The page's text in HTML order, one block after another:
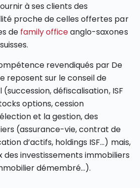
à ses clients des
proche de celles offertes par
de family officeanglo-saxones
revendiqués par De
reposent sur le conseil de
défiscalisation, ISF
options, cession
et la gestion, des
(assurance-vie, contrat de
d’actifs, holdings ISF…) mais,
des investissements immobiliers
démembré…).